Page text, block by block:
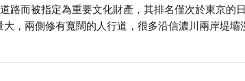
路而被指定為重要文化財產，其排名僅次於東京的日
兩側修有寬闊的人行道，很多沿信濃川兩岸堤壩